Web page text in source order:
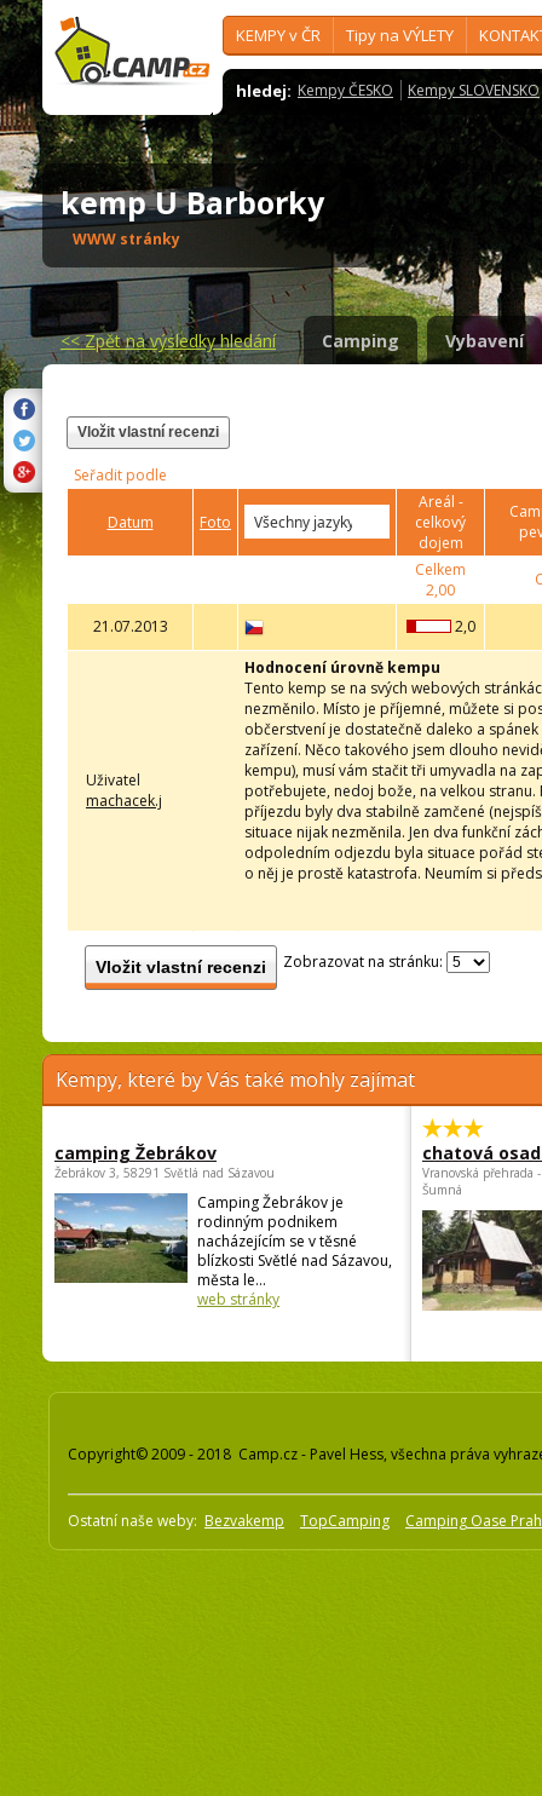
KEMPY v ČR Tipy na VÝLETY
hledej: Kempy ČESKO Kempy SLOVENSKO
kemp U Barborky
WWW stránky
<<Zpět na výsledky hledání Camping Vybavení
Vložit vlastní recenzi
Seřadit podle
Datum Foto
Areál -
celkový
dojem
Celkem
2,00
21.07.2013 2,0
Uživatel
machacek.j
Hodnocení úrovně kempu
Tento kemp se na svých webových
nezměnilo. Místo je příjemné, můžete si
občerstvení je dostatečně daleko a
zařízení. Něco takového jsem dlouho
kempu), musí vám stačit tři umyvadla na
potřebujete, nedoj bože, na velkou
příjezdu byly dva stabilně zamčené
situace nijak nezměnila. Jen dva funkční
odpoledním odjezdu byla situace pořád
o něj je prostě katastrofa. Neumím si
Vložit vlastní recenzi Zobrazovat na stránku:
Kempy, které by Vás také mohly zajímat
camping Žebrákov
Žebrákov 3, 58291 Světlá nad Sázavou
Camping Žebrákov je
rodinným podnikem
nacházejícím se v těsné
blízkosti Světlé nad Sázavou,
města le...
web stránky
chatová
Vranovská přehrada
Šumná
Copyright© 2009 - 2018 Camp.cz - Pavel Hess, všechna práva
Ostatní naše weby: Bezvakemp TopCamping Camping Oase